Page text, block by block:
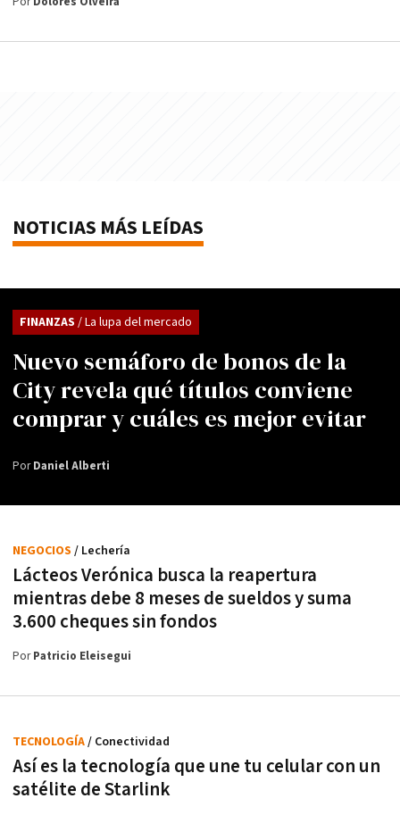
NOTICIAS MÁS LEÍDAS
Nuevo semáforo de bonos de la
City revela qué títulos conviene
comprar y cuáles es mejor evitar
FINANZAS / La lupa del mercado
PorDaniel Alberti
Lácteos Verónica busca la reapertura
mientras debe 8 meses de sueldos y suma
3.600 cheques sin fondos
NEGOCIOS / Lechería
PorPatricio Eleisegui
Así es la tecnología que une tu celular con un
satélite de Starlink
TECNOLOGÍA/ Conectividad